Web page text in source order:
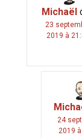
Michaël
23
2019 à
24
2019